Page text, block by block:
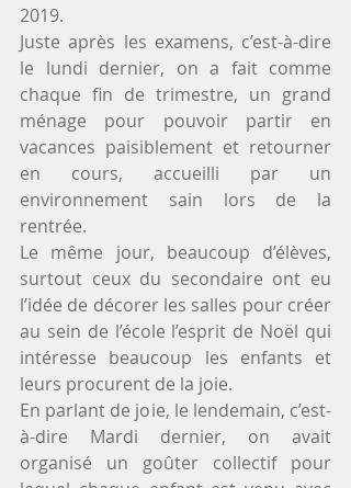
2019.
Juste après les examens, c’est-à-dire
le lundi dernier, on a fait comme
chaque fin de trimestre, un grand
ménage pour pouvoir partir en
vacances paisiblement et retourner
en cours, accueilli par un
environnement sain lors de la
rentrée.
Le même jour, beaucoup d’élèves,
surtout ceux du secondaire ont eu
l’idée de décorer les salles pour créer
au sein de l’école l’esprit de Noël qui
intéresse beaucoup les enfants et
leurs procurent de la joie.
En parlant de joie, le lendemain, c’est-
à-dire Mardi dernier, on avait
organisé un goûter collectif pour